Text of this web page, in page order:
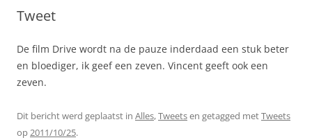
Tweet
De film Drive wordt na de pauze inderdaad een stuk beter
en bloediger, ik geef een zeven. Vincent geeft ook een
zeven.
Dit bericht werd geplaatst in Alles,Tweetsen getagged metTweets
op2011/10/25.